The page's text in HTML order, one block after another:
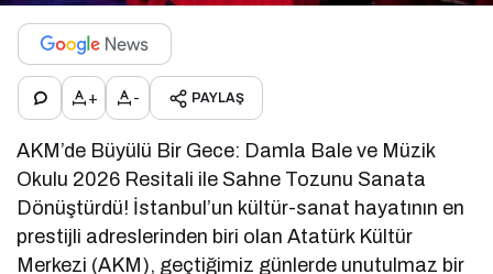
+ - PAYLAŞ
AKM’de Büyülü Bir Gece: Damla Bale ve Müzik
Okulu 2026 Resitali ile Sahne Tozunu Sanata
Dönüştürdü! İstanbul’un kültür-sanat hayatının en
prestijli adreslerinden biri olan Atatürk Kültür
Merkezi (AKM), geçtiğimiz günlerde unutulmaz bir